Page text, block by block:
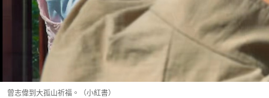
曾志偉到大孤山祈福。（小紅書）